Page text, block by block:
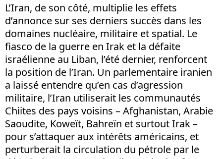
L’Iran, de son côté, multiplie les effets
d’annonce sur ses derniers succès dans les
domaines nucléaire, militaire et spatial. Le
fiasco de la guerre en Irak et la défaite
israélienne au Liban, l’été dernier, renforcent
la position de l’Iran. Un parlementaire iranien
a laissé entendre qu’en cas d’agression
militaire, l’Iran utiliserait les communautés
Chiites des pays voisins – Afghanistan, Arabie
Saoudite, Koweït, Bahreïn et surtout Irak –
pour s’attaquer aux intérêts américains, et
perturberait la circulation du pétrole par le